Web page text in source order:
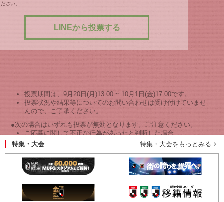
さい。
LINEから投票する
投票期間は、9月20日(月)13:00 ~ 10月1日(金)17:00です。
投票状況や結果等についてのお問い合わせは受け付けていませ
んので、ご了承ください。
●次の場合はいずれも投票が無効となります。ご注意ください。
ご応募に関して不正な行為があったと判断した場合
特集・大会
特集・大会をもっとみる